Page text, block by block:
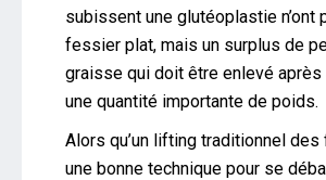
subissent une glutéoplastie n’ont
fessier plat, mais un surplus de
graisse qui doit être enlevé après
une quantité importante de poids.
Alors qu’un lifting traditionnel
une bonne technique pour se